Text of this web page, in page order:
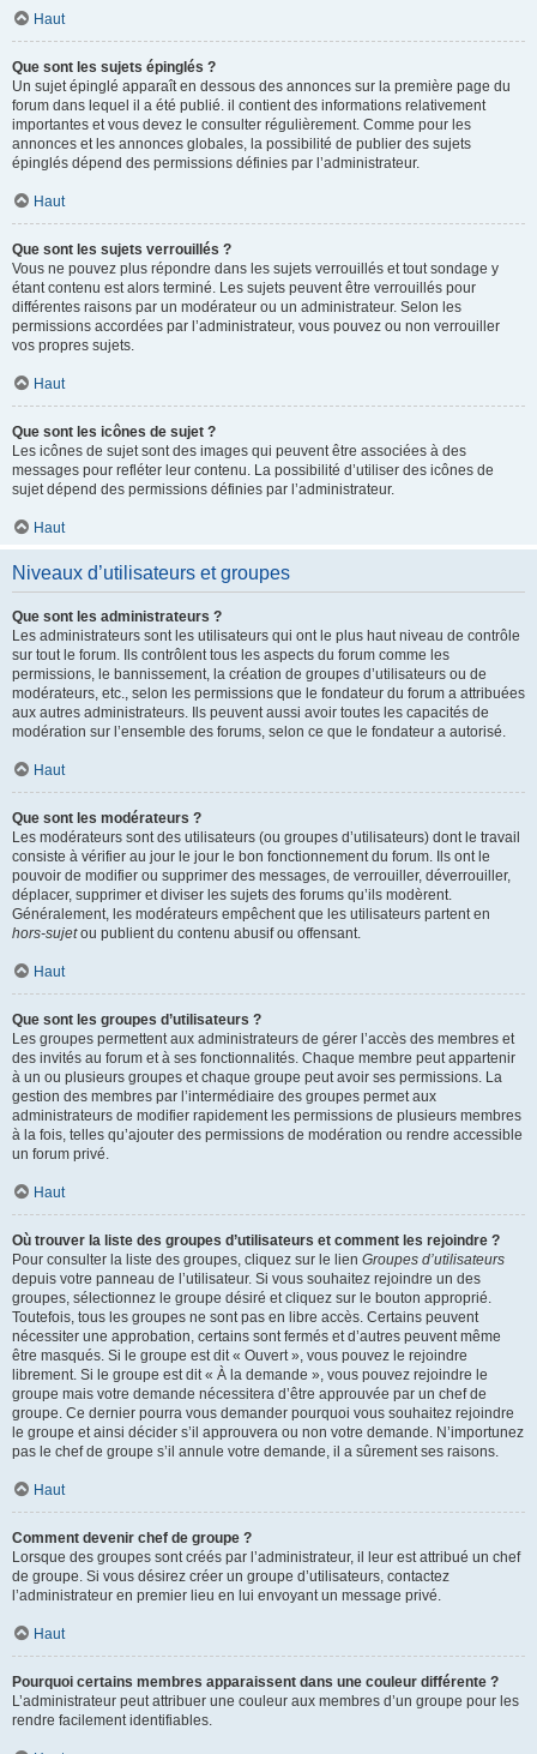
Haut
Que sont les sujets épinglés ?
Un sujet épinglé apparaît en dessous des annonces sur la première page du
forum dans lequel il a été publié. il contient des informations relativement
importantes et vous devez le consulter régulièrement. Comme pour les
annonces et les annonces globales, la possibilité de publier des sujets
épinglés dépend des permissions définies par l’administrateur.
Haut
Que sont les sujets verrouillés ?
Vous ne pouvez plus répondre dans les sujets verrouillés et tout sondage y
étant contenu est alors terminé. Les sujets peuvent être verrouillés pour
différentes raisons par un modérateur ou un administrateur. Selon les
permissions accordées par l’administrateur, vous pouvez ou non verrouiller
vos propres sujets.
Haut
Que sont les icônes de sujet ?
Les icônes de sujet sont des images qui peuvent être associées à des
messages pour refléter leur contenu. La possibilité d’utiliser des icônes de
sujet dépend des permissions définies par l’administrateur.
Haut
Niveaux d’utilisateurs et groupes
Que sont les administrateurs ?
Les administrateurs sont les utilisateurs qui ont le plus haut niveau de contrôle
sur tout le forum. Ils contrôlent tous les aspects du forum comme les
permissions, le bannissement, la création de groupes d’utilisateurs ou de
modérateurs, etc., selon les permissions que le fondateur du forum a attribuées
aux autres administrateurs. Ils peuvent aussi avoir toutes les capacités de
modération sur l’ensemble des forums, selon ce que le fondateur a autorisé.
Haut
Que sont les modérateurs ?
Les modérateurs sont des utilisateurs (ou groupes d’utilisateurs) dont le travail
consiste à vérifier au jour le jour le bon fonctionnement du forum. Ils ont le
pouvoir de modifier ou supprimer des messages, de verrouiller, déverrouiller,
déplacer, supprimer et diviser les sujets des forums qu’ils modèrent.
Généralement, les modérateurs empêchent que les utilisateurs partent en
hors-sujetou publient du contenu abusif ou offensant.
Haut
Que sont les groupes d’utilisateurs ?
Les groupes permettent aux administrateurs de gérer l’accès des membres et
des invités au forum et à ses fonctionnalités. Chaque membre peut appartenir
à un ou plusieurs groupes et chaque groupe peut avoir ses permissions. La
gestion des membres par l’intermédiaire des groupes permet aux
administrateurs de modifier rapidement les permissions de plusieurs membres
à la fois, telles qu’ajouter des permissions de modération ou rendre accessible
un forum privé.
Haut
Où trouver la liste des groupes d’utilisateurs et comment les rejoindre ?
Pour consulter la liste des groupes, cliquez sur le lien Groupes d’utilisateurs
depuis votre panneau de l’utilisateur. Si vous souhaitez rejoindre un des
groupes, sélectionnez le groupe désiré et cliquez sur le bouton approprié.
Toutefois, tous les groupes ne sont pas en libre accès. Certains peuvent
nécessiter une approbation, certains sont fermés et d’autres peuvent même
être masqués. Si le groupe est dit « Ouvert », vous pouvez le rejoindre
librement. Si le groupe est dit « À la demande », vous pouvez rejoindre le
groupe mais votre demande nécessitera d’être approuvée par un chef de
groupe. Ce dernier pourra vous demander pourquoi vous souhaitez rejoindre
le groupe et ainsi décider s’il approuvera ou non votre demande. N’importunez
pas le chef de groupe s’il annule votre demande, il a sûrement ses raisons.
Haut
Comment devenir chef de groupe ?
Lorsque des groupes sont créés par l’administrateur, il leur est attribué un chef
de groupe. Si vous désirez créer un groupe d’utilisateurs, contactez
l’administrateur en premier lieu en lui envoyant un message privé.
Haut
Pourquoi certains membres apparaissent dans une couleur différente ?
L’administrateur peut attribuer une couleur aux membres d’un groupe pour les
rendre facilement identifiables.